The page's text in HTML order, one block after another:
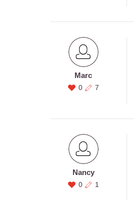
Marc
0 7
Nancy
0 1